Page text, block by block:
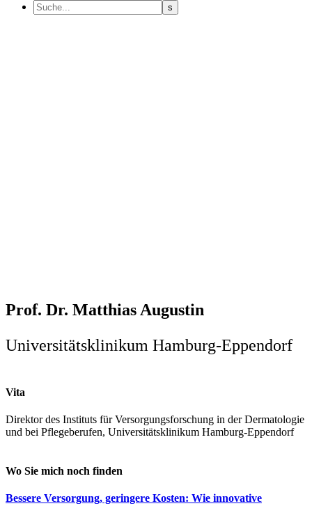
Prof. Dr. Matthias Augustin
Universitätsklinikum Hamburg-Eppendorf
Vita
Direktor des Instituts für Versorgungsforschung in der Dermatologie
und bei Pflegeberufen, Universitätsklinikum Hamburg-Eppendorf
Wo Sie mich noch finden
Bessere Versorgung, geringere Kosten: Wie innovative